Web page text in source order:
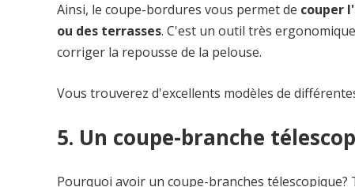
Ainsi, le coupe-bordures vous permet de couper
ou des terrasses. C'est un outil très
corriger la repousse de la pelouse.
Vous trouverez d'excellents modèles de
5. Un coupe-branche
Pourquoi avoir un coupe-branches